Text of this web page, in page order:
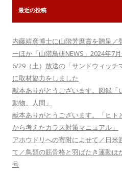
最近の投稿
内藤靖彦博士に山階芳麿賞を贈呈
ーほか「山階鳥研NEWS」2024年7
6/29（土）放送の「サンドウィッチ
に取材協力をしました
献本ありがとうございます。図録「
動物、人間」
献本ありがとうございます。「ヒト
から考えたカラス対策マニュアル」
アホウドリへの寄附によせて／日米
て／鳥類の筋骨格と羽ばたき運動ほ
号